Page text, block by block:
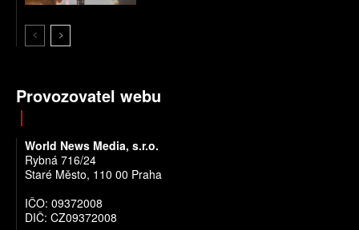
Provozovatel webu
World News Media, s.r.o.
Rybná 716/24
Staré Město, 110 00 Praha
IČO: 09372008
DIČ: CZ09372008